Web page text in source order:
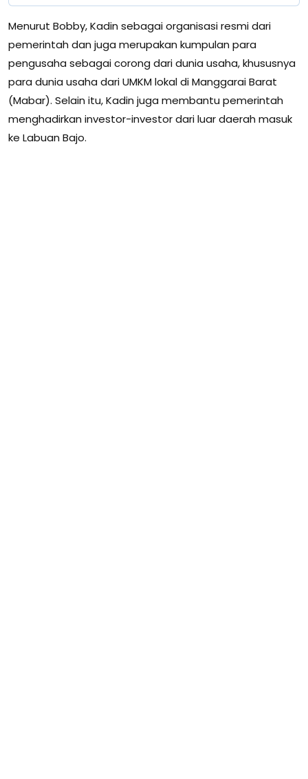
Menurut Bobby, Kadin sebagai organisasi resmi dari
pemerintah dan juga merupakan kumpulan para
pengusaha sebagai corong dari dunia usaha, khususnya
para dunia usaha dari UMKM lokal di Manggarai Barat
(Mabar). Selain itu, Kadin juga membantu pemerintah
menghadirkan investor-investor dari luar daerah masuk
ke Labuan Bajo.